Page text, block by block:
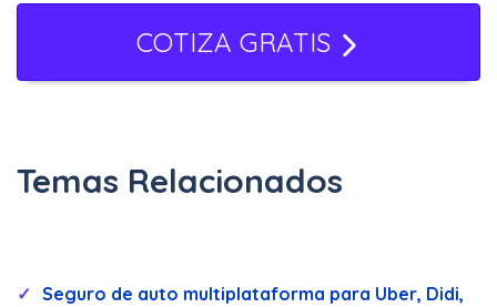
COTIZA GRATIS
Temas Relacionados
Seguro de auto multiplataforma para Uber, Didi,